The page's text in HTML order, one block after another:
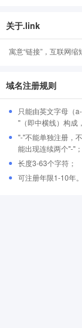
关于.link
寓意“链接”，互联网缩
域名注册规则
只能由英文字母（
"（即中横线）构成
"-"不能单独注册，
能出现连续两个"-"；
长度3-63个字符；
可注册年限1-10年。